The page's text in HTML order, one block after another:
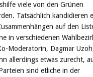
viele von den Grünen
Tatsächlich kandidieren
auf den
in verschiedenen
Moderatorin, Dagmar
allerdings etwas zurecht,
sind etliche in der